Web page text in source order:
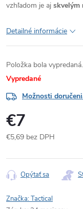
vzhľadom je aj skvelým
Detailné informácie
Položka bola
Vypredané
Možnosti
€7
€5,69 bez DPH
cena:
Opýtať sa
Značka:Tactical